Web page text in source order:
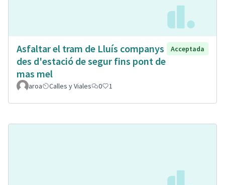
Asfaltar el tram de Lluís companys
des d'estació de segur fins pont de
mas mel
Acceptada
aroa Calles y Viales 0 1